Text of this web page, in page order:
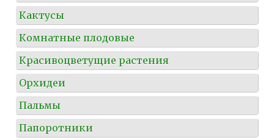
Кактусы
Комнатные плодовые
Красивоцветущие растения
Орхидеи
Пальмы
Папоротники